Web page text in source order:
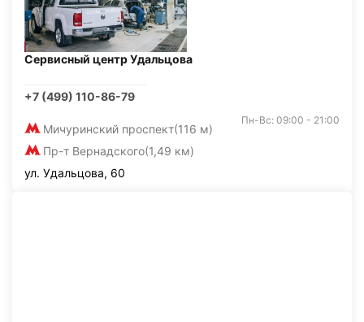
Сервисный центр Удальцова
+7 (499) 110-86-79
Мичуринский проспект(116 м)
Пр-т Вернадского(1,49 км)
Пн-Вс: 09:00 - 21:00
ул. Удальцова, 60